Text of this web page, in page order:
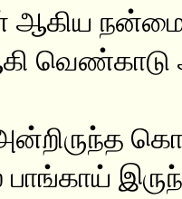
ஆகிய
வெண்காடு